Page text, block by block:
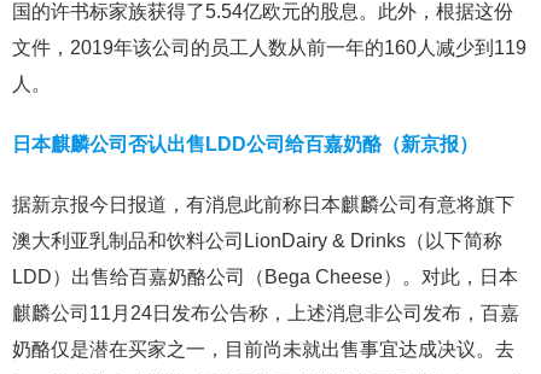
国的许书标家族获得了5.54亿欧元的股息。此外，根据这份
文件，2019年该公司的员工人数从前一年的160人减少到119
人。
日本麒麟公司否认出售LDD公司给百嘉奶酪（新京报）
据新京报今日报道，有消息此前称日本麒麟公司有意将旗下
澳大利亚乳制品和饮料公司LionDairy & Drinks（以下简称
LDD）出售给百嘉奶酪公司（Bega Cheese）。对此，日本
麒麟公司11月24日发布公告称，上述消息非公司发布，百嘉
奶酪仅是潜在买家之一，目前尚未就出售事宜达成决议。去